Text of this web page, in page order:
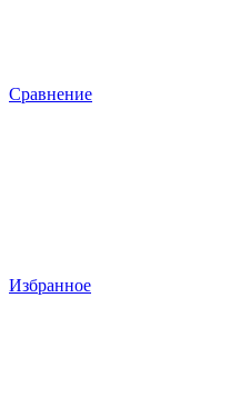
Сравнение
Избранное